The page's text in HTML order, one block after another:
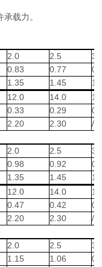
载力。
2.0 2.5
0.83 0.77
1.35 1.45
12.0 14.0
0.33 0.29
2.20 2.30
/
2.0 2.5
0.98 0.92
1.35 1.45
12.0 14.0
0.47 0.42
2.20 2.30
/
2.0 2.5
1.15 1.06